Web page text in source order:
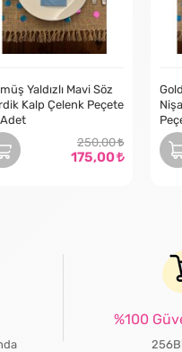
Yaldızlı Mavi Söz
Kalp Çelenk Peçete
250,00
175,00
%100